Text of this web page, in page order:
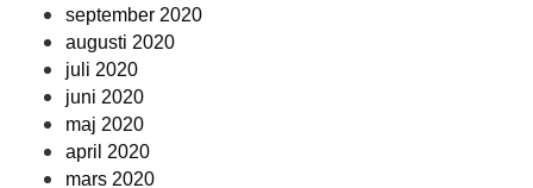
september 2020
augusti 2020
juli 2020
juni 2020
maj 2020
april 2020
mars 2020